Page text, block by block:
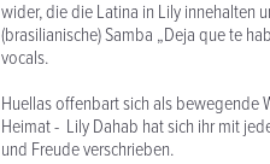
wider, die die Latina in Lily innehalten
(brasilianische) Samba „Deja que te
vocals.
Huellas offenbart sich als bewegende
Heimat - Lily Dahab hat sich ihr mit
und Freude verschrieben.